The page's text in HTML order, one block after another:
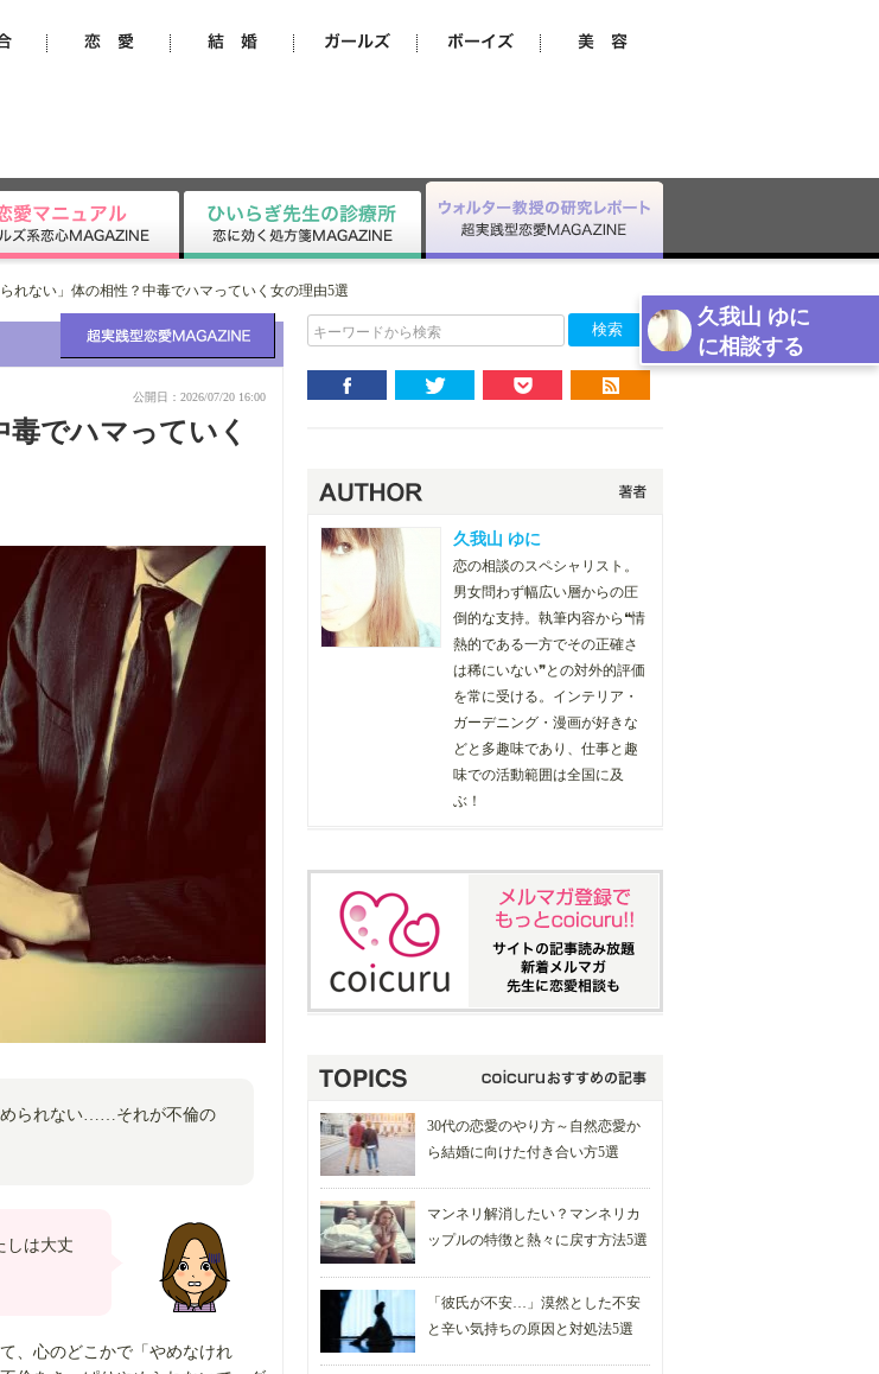
久我山 ゆに
に相談する
られない」体の相性？中毒でハマっていく女の理由5選
公開日：2026/07/20 16:00
毒でハマっていく
められない……それが不倫の
しは大丈
、心のどこかで「やめなけれ
キーワードから検索
久我山 ゆに
恋の相談のスペシャリスト。
男女問わず幅広い層からの圧
倒的な支持。執筆内容から❝情
熱的である一方でその正確さ
は稀にいない❞との対外的評価
を常に受ける。インテリア・
ガーデニング・漫画が好きな
どと多趣味であり、仕事と趣
味での活動範囲は全国に及
ぶ！
30代の恋愛のやり方～自然恋愛か
ら結婚に向けた付き合い方5選
マンネリ解消したい？マンネリカ
ップルの特徴と熱々に戻す方法5選
「彼氏が不安…」漠然とした不安
と辛い気持ちの原因と対処法5選